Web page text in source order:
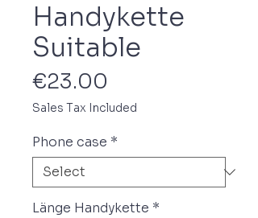
Handykette
Suitable
€23.00
Sales Tax Included
Phone case *
Länge Handykette *